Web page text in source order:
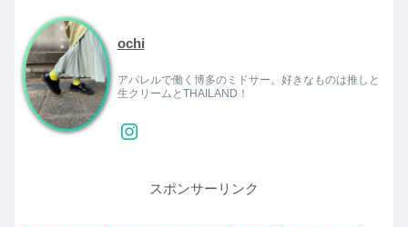
ochi
アパレルで働く博多のミドサー。好きなものは推しと
生クリームとTHAILAND！
スポンサーリンク